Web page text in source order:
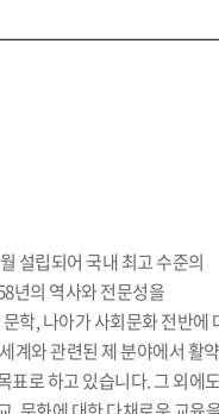
설립되어 국내 최고 수준의
년의 역사와 전문성을
학, 나아가 사회문화 전반에
계와 관련된 제 분야에서 활
표로 하고 있습니다. 그 외에